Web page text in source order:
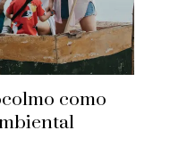
como